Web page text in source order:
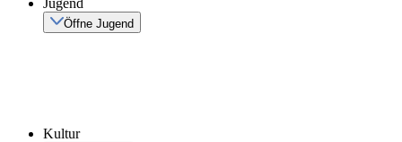
Jugend
Öffne Jugend
Kultur